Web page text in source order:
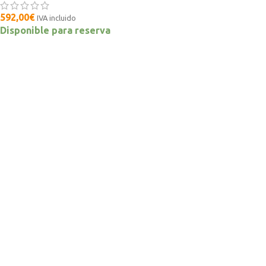
592,00€ IVA incluido
Disponible para reserva